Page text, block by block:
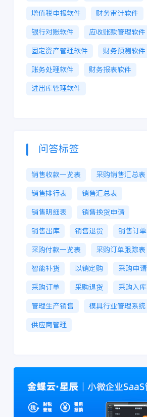
增值税申报软件
财务审计软件
银行对账软件
应收账款管理软件
固定资产管理软件
财务预测软件
账务处理软件
财务报表软件
进出库管理软件
问答标签
销售收款一览表
采购销售汇总表
销售排行表
销售汇总表
销售明细表
销售换货申请
销售出库
销售退货
销售订单
采购付款一览表
采购订单跟踪表
智能补货
以销定购
采购申请
采购订单
采购退货
采购入库
管理生产销售
模具行业管理系统
供应商管理